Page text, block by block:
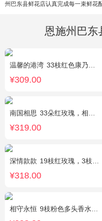
州巴东县鲜花店认真完成每一束鲜花
恩施州巴东
温馨的港湾 33枝红色康乃馨，3枝白色多头香水百合，绿叶，满天星搭配丰满。
¥309.00
南国相思 33朵红玫瑰，相思梅丰满围边
¥319.00
深情款款 19枝红玫瑰，3枝白百合，3枝粉百合，搭配满天星，绿叶等配材
¥318.00
相守永恒 9枝粉色多头香水百合，黄莺点缀，搭配剑叶。